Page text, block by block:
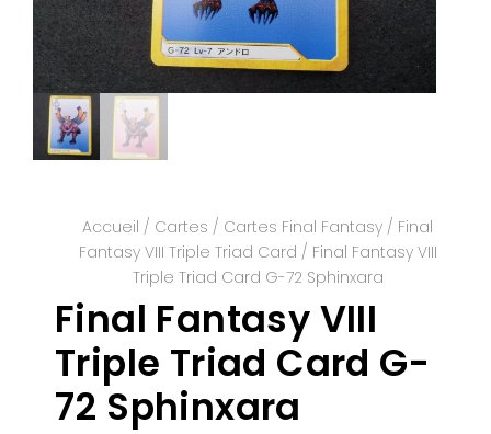
Accueil / Cartes / Cartes Final Fantasy / Final
Fantasy VIII Triple Triad Card / Final Fantasy VIII
Triple Triad Card G-72 Sphinxara
Final Fantasy VIII
Triple Triad Card G-
72 Sphinxara